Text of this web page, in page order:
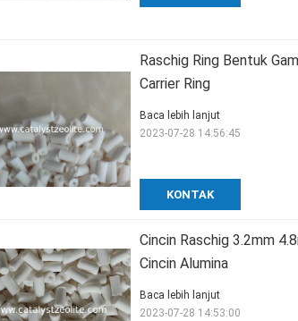
Raschig Ring Bentuk
Carrier Ring
KONTAK
Baca lebih lanjut
2023-07-28 14:56:45
Cincin Raschig 3.2mm
Cincin Alumina
Baca lebih lanjut
2023-07-28 14:53:00